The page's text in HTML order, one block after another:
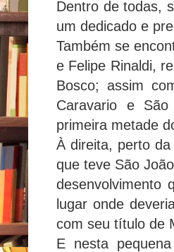
Dentro de todas,
um dedicado e
Também se
e Felipe Rinaldi,
Bosco; assim
Caravario e
primeira metade
À direita, perto
que teve São
desenvolvimento
lugar onde
com seu título de
E nesta